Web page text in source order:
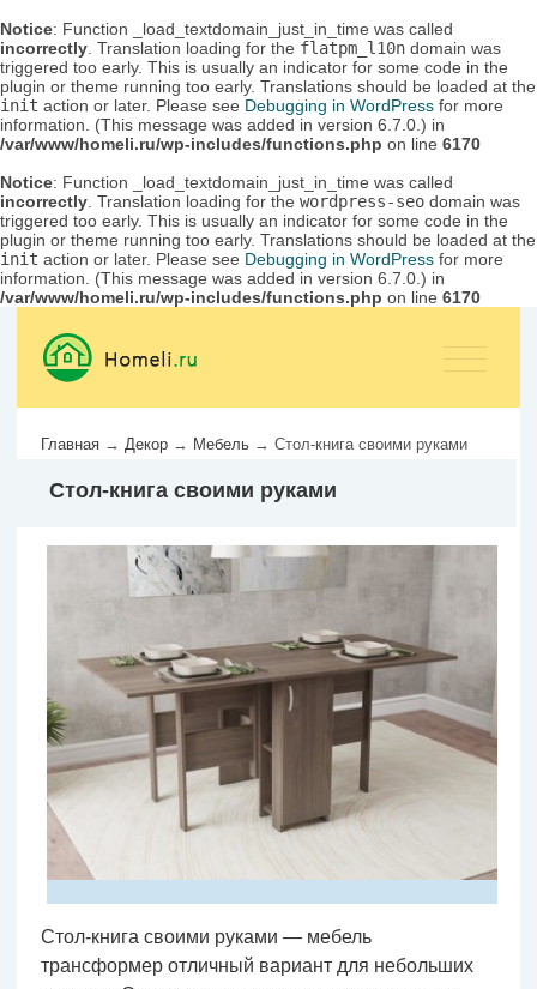
Notice: Function _load_textdomain_just_in_time was called
incorrectly . Translation loading for the flatpm_l10n domain was
triggered too early. This is usually an indicator for some code in the
plugin or theme running too early. Translations should be loaded at the
init action or later. Please see Debugging in WordPress for more
information. (This message was added in version 6.7.0.) in
/var/www/homeli.ru/wp-includes/functions.php on line 6170
Notice: Function _load_textdomain_just_in_time was called
incorrectly . Translation loading for the wordpress-seo domain was
triggered too early. This is usually an indicator for some code in the
plugin or theme running too early. Translations should be loaded at the
init action or later. Please see Debugging in WordPress for more
information. (This message was added in version 6.7.0.) in
/var/www/homeli.ru/wp-includes/functions.php on line 6170
Главная → Декор → Мебель → Стол-книга своими руками
Стол-книга своими руками
Стол-книга своими руками — мебель
трансформер отличный вариант для небольших